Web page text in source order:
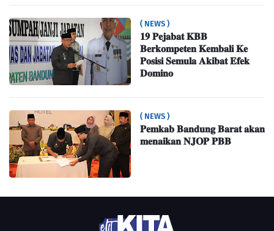
( NEWS )
𝟏𝟗 𝐏𝐞𝐣𝐚𝐛𝐚𝐭 𝐊𝐁𝐁
𝐁𝐞𝐫𝐤𝐨𝐦𝐩𝐞𝐭𝐞𝐧 𝐊𝐞𝐦𝐛𝐚𝐥𝐢 𝐊𝐞
𝐏𝐨𝐬𝐢𝐬𝐢 𝐒𝐞𝐦𝐮𝐥𝐚 𝐀𝐤𝐢𝐛𝐚𝐭 𝐄𝐟𝐞𝐤
𝐃𝐨𝐦𝐢𝐧𝐨
( NEWS )
𝐏𝐞𝐦𝐤𝐚𝐛 𝐁𝐚𝐧𝐝𝐮𝐧𝐠 𝐁𝐚𝐫𝐚𝐭 𝐚𝐤𝐚𝐧
𝐦𝐞𝐧𝐚𝐢𝐤𝐚𝐧 𝐍𝐉𝐎𝐏 𝐏𝐁𝐁